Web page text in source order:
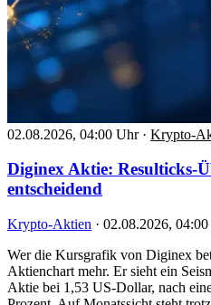
02.08.2026, 04:00 Uhr · Krypto-
Diginex Aktie: Resulticks-
entscheidend
Krypto-Aktien · 02.08.2026,
Wer die Kursgrafik von Diginex
Aktienchart mehr. Er sieht ein
Aktie bei 1,53 US-Dollar, nach